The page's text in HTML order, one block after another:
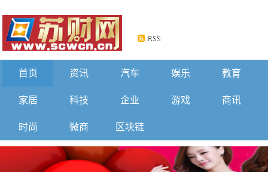
首页 资讯 汽车 娱乐 教育
家居 科技 企业 游戏 商讯
时尚 微商 区块链